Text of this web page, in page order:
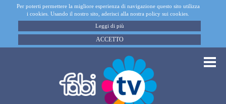
Per poterti permettere la migliore esperienza di navigazione questo sito utilizza
i cookies. Usando il nostro sito, aderisci alla nostra policy sui cookies.
Leggi di più
ACCETTO